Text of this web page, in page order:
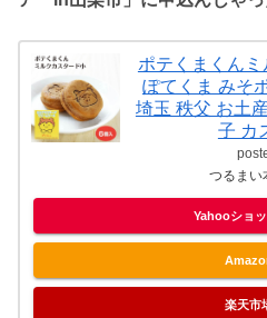
ポテくまくんミ
ぽてくま みそ
埼玉 秩父 お土
子 カ
つるまい
Yahooショ
楽天市